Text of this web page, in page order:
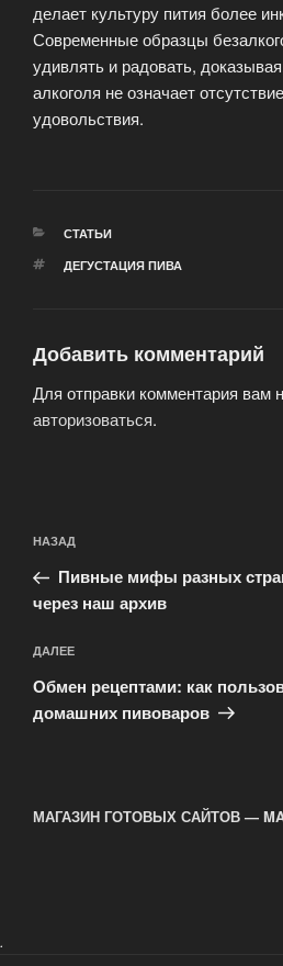
делает культуру пития более
Современные образцы
удивлять и радовать,
алкоголя не означает
удовольствия.
РУБРИКИ
СТАТЬИ
МЕТКИ
ДЕГУСТАЦИЯ ПИВА
Добавить комментарий
Для отправки комментария вам
авторизоваться.
по
записям
Предыдущая
запись:
НАЗАД
Пивные мифы разных
через наш архив
Следующая
запись
ДАЛЕЕ
Обмен рецептами: как
домашних пивоваров
МАГАЗИН ГОТОВЫХ САЙТОВ —
.